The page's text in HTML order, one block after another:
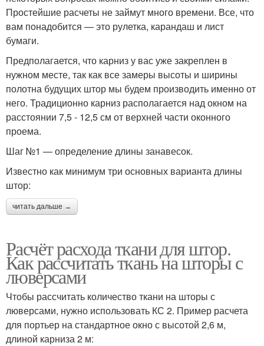
Простейшие расчеты не займут много времени. Все, что
вам понадобится — это рулетка, карандаш и лист
бумаги.
Предполагается, что карниз у вас уже закреплен в
нужном месте, так как все замеры высоты и ширины
полотна будущих штор мы будем производить именно от
него. Традиционно карниз располагается над окном на
расстоянии 7,5 - 12,5 см от верхней части оконного
проема.
Шаг №1 — определение длины занавесок.
Известно как минимум три основных варианта длины
штор:
читать дальше →
Расчёт расхода ткани для штор.
Как рассчитать ткань на шторы с
люверсами
Чтобы рассчитать количество ткани на шторы с
люверсами, нужно использовать КС 2. Пример расчета
для портьер на стандартное окно с высотой 2,6 м,
длиной карниза 2 м: